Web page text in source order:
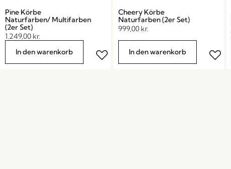
Pine Körbe
Naturfarben/ Multifarben
(2er Set)
1.249,00 kr.
In den warenkorb
Cheery Körbe
Naturfarben (2er Set)
999,00 kr.
In den warenkorb